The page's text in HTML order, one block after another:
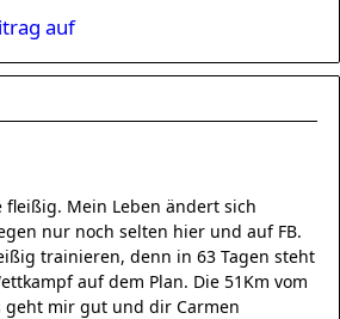
auf
Mein Leben ändert sich
nur noch selten hier und auf FB.
trainieren, denn in 63 Tagen steht
auf dem Plan. Die 51Km vom
geht mir gut und dir Carmen